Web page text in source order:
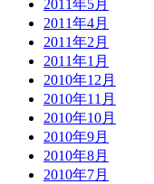
2011年5月
2011年4月
2011年2月
2011年1月
2010年12月
2010年11月
2010年10月
2010年9月
2010年8月
2010年7月